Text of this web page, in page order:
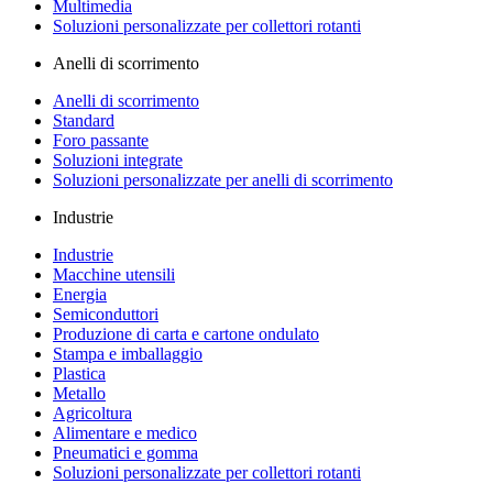
Multimedia
Soluzioni personalizzate per collettori rotanti
Anelli di scorrimento
Anelli di scorrimento
Standard
Foro passante
Soluzioni integrate
Soluzioni personalizzate per anelli di scorrimento
Industrie
Industrie
Macchine utensili
Energia
Semiconduttori
Produzione di carta e cartone ondulato
Stampa e imballaggio
Plastica
Metallo
Agricoltura
Alimentare e medico
Pneumatici e gomma
Soluzioni personalizzate per collettori rotanti